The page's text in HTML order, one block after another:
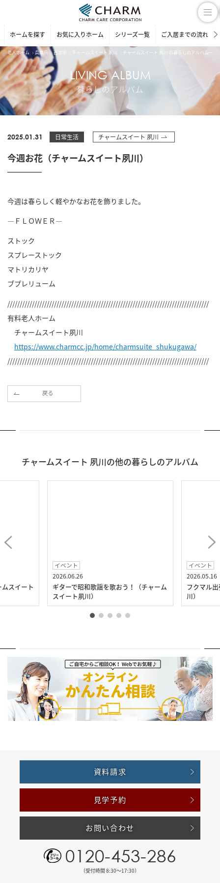
ホームを探す お気に入りホーム シリーズ一覧 ご入居までの流れ
老人ホーム 兵庫県 西宮市 チャームスイート 夙川 チャームスイート 夙川 の暮らしのアルバム一覧
LIVING ALBUM
暮らしのアルバム
2025.01.31 日常生活 チャームスイート 夙川
今週お花（チャームスイート夙川）
今週は春らしく軽やかなお花を飾りました。
―ＦＬＯＷＥＲ―
ストック
スプレーストック
マトリカリヤ
ブプレリューム
//////////////////////////////////////////////////////////////////////////////////
有料老人ホーム
チャームスイート夙川
https://www.charmcc.jp/home/charmsuite_shukugawa/
//////////////////////////////////////////////////////////////////////////////////
戻る
チャームスイート 夙川の他の暮らしのアルバム
スイート
イベント
2026.06.26
ギターで昭和歌謡を歌おう！（チャーム
スイート夙川）
イベント
2026.05.16
フクマル
川）
資料請求
見学予約
お問い合わせ
0120-453-286
（受付時間 8:30〜17:30）